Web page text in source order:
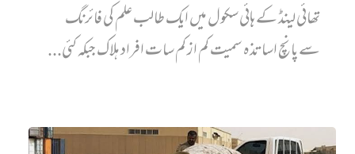
تھائی لینڈ کے ہائی سکول میں ایک طالب علم کی فائرنگ
سے پانچ اساتذہ سمیت کم از کم سات افراد ہلاک جبکہ کئی...